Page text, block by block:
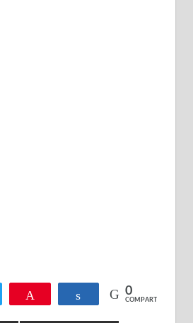
Twittear Compartir
0
COMPARTIR